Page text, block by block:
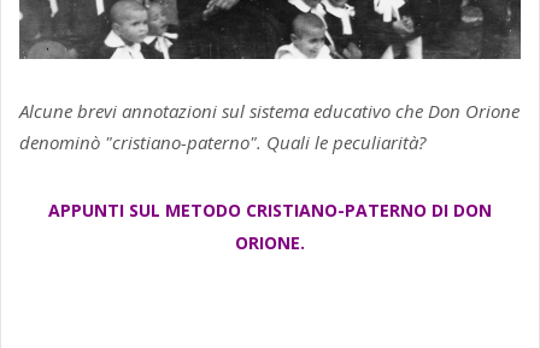
Alcune brevi annotazioni sul sistema educativo che Don Orione
denominò "cristiano-paterno". Quali le peculiarità?
APPUNTI SUL METODO CRISTIANO-PATERNO DI DON
ORIONE.